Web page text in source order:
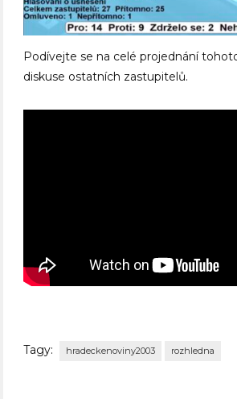
Podívejte se na celé projednání
diskuse ostatních zastupitelů.
Tagy: hradeckenoviny2003 rozhledna